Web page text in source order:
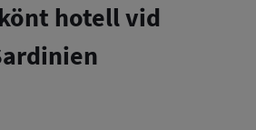
hotell vid